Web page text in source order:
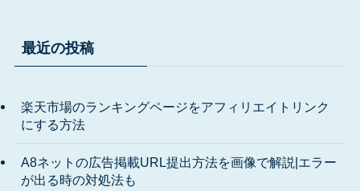
最近の投稿
楽天市場のランキングページをアフィリエイトリンク
にする方法
A8ネットの広告掲載URL提出方法を画像で解説|エラー
が出る時の対処法も